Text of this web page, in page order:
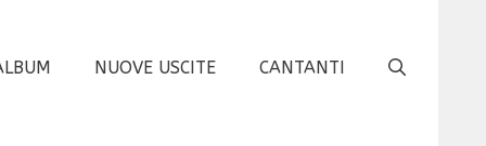
NUOVE USCITE CANTANTI